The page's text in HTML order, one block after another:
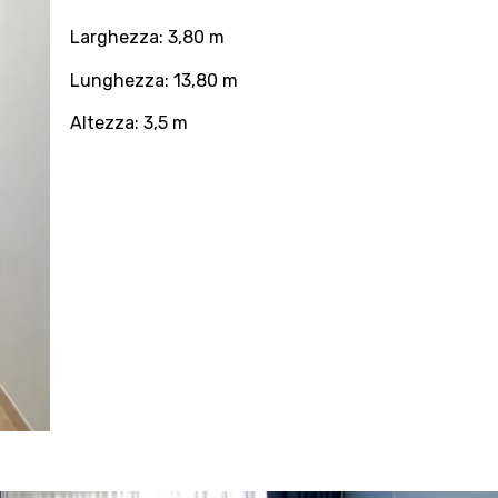
Larghezza: 3,80 m
Lunghezza: 13,80 m
Altezza: 3,5 m